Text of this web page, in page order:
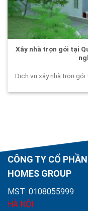
Xây nhà trọn gói tại
Dịch vụ xây nhà trọn gói
CÔNG TY CỔ
HOMES GROUP
MST: 0108055999
HÀ NỘI